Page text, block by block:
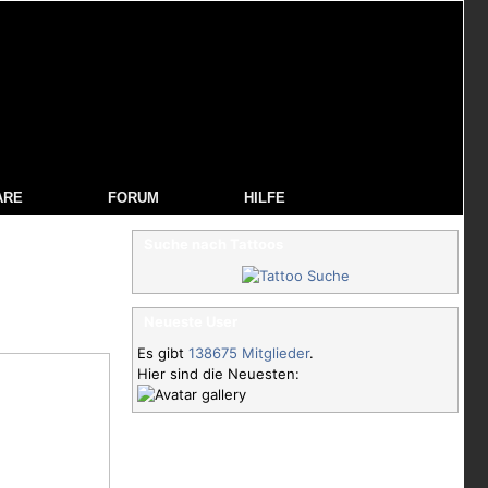
FORUM HILFE
Es gibt 138675 Mitglieder.
Hier sind die Neuesten: